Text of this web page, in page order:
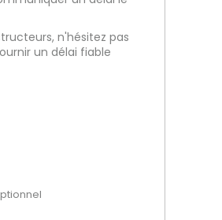
n'hésitez pas
un délai fiable